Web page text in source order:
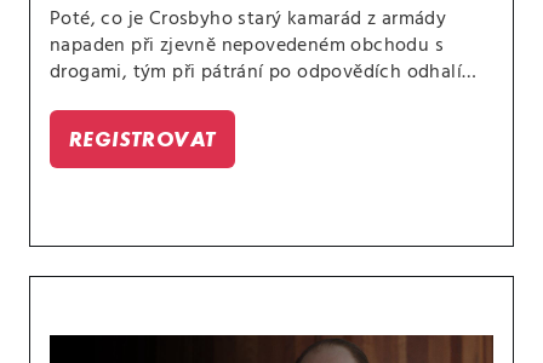
Poté, co je Crosbyho starý kamarád z armády
napaden při zjevně nepovedeném obchodu s
drogami, tým při pátrání po odpovědích odhalí
setkání zpochybňuje svůj vztah se Sarah.
REGISTROVAT